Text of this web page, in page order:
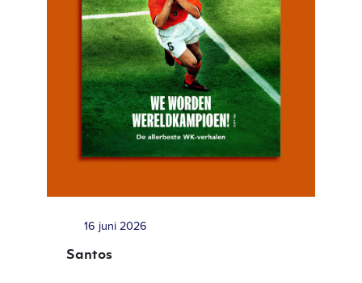
16 juni 2026
Santos